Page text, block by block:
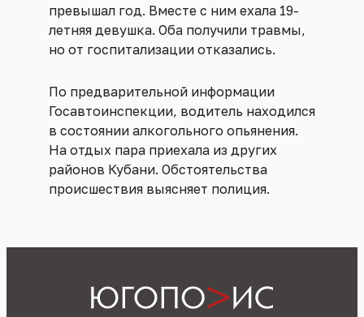
превышал год. Вместе с ним ехала 19-
летняя девушка. Оба получили травмы,
но от госпитализации отказались.
По предварительной информации
Госавтоинспекции, водитель находился
в состоянии алкогольного опьянения.
На отдых пара приехала из других
районов Кубани. Обстоятельства
происшествия выясняет полиция.